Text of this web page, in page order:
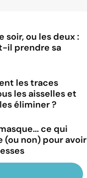
soir, ou les deux :
il prendre sa
les traces
les aisselles et
éliminer ?
ce qui
(ou non) pour avoir